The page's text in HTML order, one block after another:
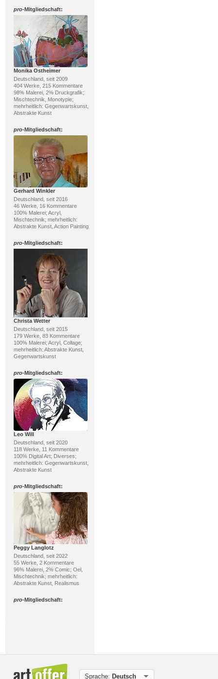
pro-Mitgliedschaft:
Monika Ostheimer
Deutschland, seit 2009
404 Werke, 215 Kommentare
98% Malerei, 2% Druckgrafik;
Mischtechnik, Monotypie;
mehrheitlich: Gegenwartskunst,
Abstrakte Kunst
pro-Mitgliedschaft:
Gerhard Winkler
Deutschland, seit 2016
46 Werke, 16 Kommentare
100% Malerei; Acryl,
Mischtechnik; mehrheitlich:
Abstrakte Kunst, Action Painting
pro-Mitgliedschaft:
Christa Wetter
Deutschland, seit 2015
179 Werke, 83 Kommentare
100% Malerei; Acryl, Collage;
mehrheitlich: Abstrakte Kunst,
Gegenwartskunst
pro-Mitgliedschaft:
Leo Will
Deutschland, seit 2020
118 Werke, 11 Kommentare
100% Digital Art; Diverses;
mehrheitlich: Gegenwartskunst,
Abstrakte Kunst
pro-Mitgliedschaft:
Peggy Langlotz
Deutschland, seit 2022
55 Werke, 2 Kommentare
96% Malerei, 2% Comic; Oel,
Mischtechnik; mehrheitlich:
Abstrakte Kunst, Realismus
pro-Mitgliedschaft:
Sprache: Deutsch